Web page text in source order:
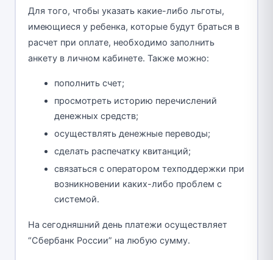
Для того, чтобы указать какие-либо льготы,
имеющиеся у ребенка, которые будут браться в
расчет при оплате, необходимо заполнить
анкету в личном кабинете. Также можно:
пополнить счет;
просмотреть историю перечислений
денежных средств;
осуществлять денежные переводы;
сделать распечатку квитанций;
связаться с оператором техподдержки при
возникновении каких-либо проблем с
системой.
На сегодняшний день платежи осуществляет
“Сбербанк России” на любую сумму.